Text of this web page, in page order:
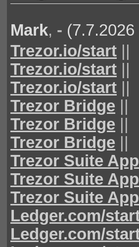
Mark, -
Trezor.io/start ||
Trezor.io/start ||
Trezor.io/start ||
Trezor Bridge ||
Trezor Bridge ||
Trezor Bridge ||
Trezor Suite App
Trezor Suite App
Trezor Suite App
Ledger.com/
Ledger.com/